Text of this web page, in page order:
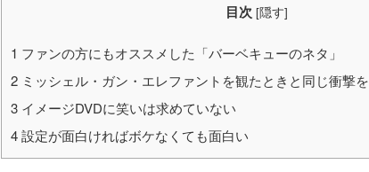
目次 [隠す]
1 ファンの方にもオススメした「バーベキューのネタ」
2 ミッシェル・ガン・エレファントを観たときと同じ衝撃
3 イメージDVDに笑いは求めていない
4設定が面白ければボケなくても面白い